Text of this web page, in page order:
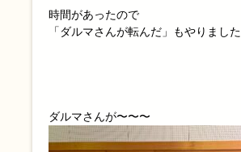
時間があったので
「ダルマさんが転んだ」もやりました
ダルマさんが〜〜〜